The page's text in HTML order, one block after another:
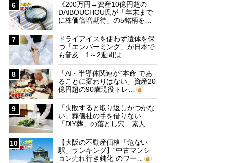
6
《200万円→資産10億円超の
DAIBOUCHOU氏が「年末まで
に株価倍増期待」の5銘柄を…
7
ドライアイスを使わず遺体を保
つ「エンバーミング」が日本で
も普及 1～2週間は…
8
「AI・半導体関連が“本命”であ
ることに変わりはない」資産20
億円超の90歳現役トレ…
9
「失敗すると取り返しがつかな
い」葬儀社の手を借りない
「DIY葬」の落とし穴 素人
に…
10
【大阪の不動産価格「危ない
駅」ランキング】“中古マンシ
ョン売れ行き鈍化”のワー…